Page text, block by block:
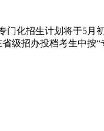
化招生计划将于5月初
招办投档考生中按“